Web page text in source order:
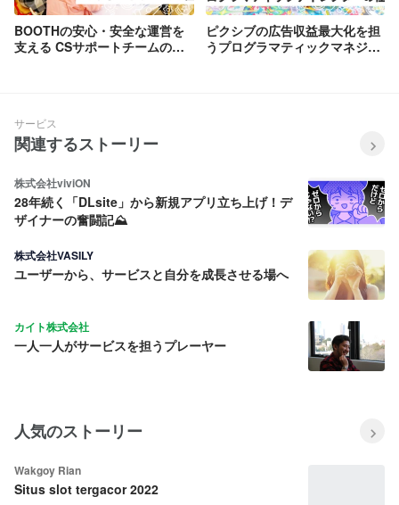
BOOTHの安心・安全な運営を
支える CSサポートチームの仕
ピクシブの広告収益最大化を担
うプログラマティックマネジメ
サービス
関連するストーリー
株式会社viviON
28年続く「DLsite」から新規アプリ立ち上げ！デ
ザイナーの奮闘記⛰️
株式会社VASILY
ユーザーから、サービスと自分を成長させる場へ
カイト株式会社
一人一人がサービスを担うプレーヤー
人気のストーリー
Wakgoy Rian
Situs slot tergacor 2022